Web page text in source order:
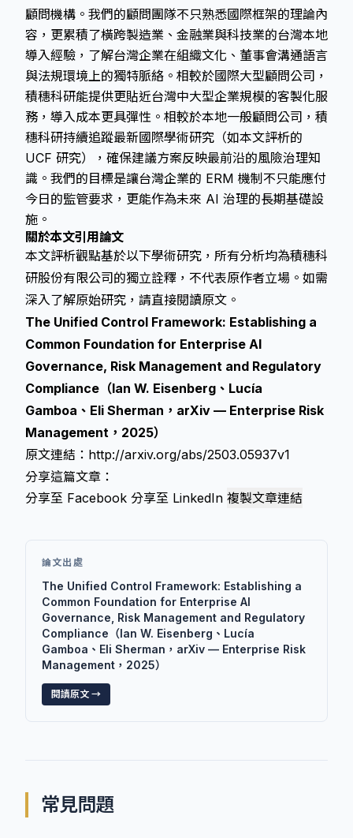
顧問機構。我們的顧問團隊不只熟悉國際框架的理論內
容，更累積了橫跨製造業、金融業與科技業的台灣本地
導入經驗，了解台灣企業在組織文化、董事會溝通語言
與法規環境上的獨特脈絡。相較於國際大型顧問公司，
積穗科研能提供更貼近台灣中大型企業規模的客製化服
務，導入成本更具彈性。相較於本地一般顧問公司，積
穗科研持續追蹤最新國際學術研究（如本文評析的
UCF 研究），確保建議方案反映最前沿的風險治理知
識。我們的目標是讓台灣企業的 ERM 機制不只能應付
今日的監管要求，更能作為未來 AI 治理的長期基礎設
施。
關於本文引用論文
本文評析觀點基於以下學術研究，所有分析均為積穗科
研股份有限公司的獨立詮釋，不代表原作者立場。如需
深入了解原始研究，請直接閱讀原文。
The Unified Control Framework: Establishing a
Common Foundation for Enterprise AI
Governance, Risk Management and Regulatory
Compliance（Ian W. Eisenberg、Lucía
Gamboa、Eli Sherman，arXiv — Enterprise Risk
Management，2025）
原文連結： http://arxiv.org/abs/2503.05937v1
分享這篇文章：
分享至 Facebook 分享至 LinkedIn 複製文章連結
論文出處
The Unified Control Framework: Establishing a
Common Foundation for Enterprise AI
Governance, Risk Management and Regulatory
Compliance（Ian W. Eisenberg、Lucía
Gamboa、Eli Sherman，arXiv — Enterprise Risk
Management，2025）
閱讀原文 →
常見問題